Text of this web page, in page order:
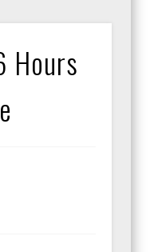
Hours